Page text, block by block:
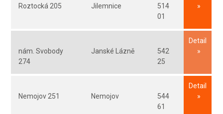
Roztocká 205 Jilemnice
514
01
nám. Svobody
274
Janské Lázně
542
25
Detail
Nemojov 251 Nemojov
544
61
Detail